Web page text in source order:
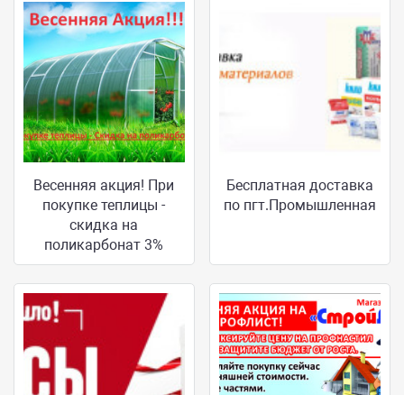
Весенняя акция! При
покупке теплицы -
скидка на
поликарбонат 3%
Бесплатная доставка
по пгт.Промышленная